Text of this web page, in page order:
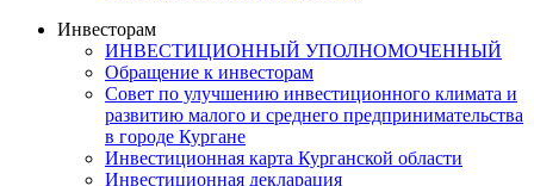
Инвесторам
ИНВЕСТИЦИОННЫЙ УПОЛНОМОЧЕННЫЙ
Обращение к инвесторам
Совет по улучшению инвестиционного климата и
развитию малого и среднего предпринимательства
в городе Кургане
Инвестиционная карта Курганской области
Инвестиционная декларация